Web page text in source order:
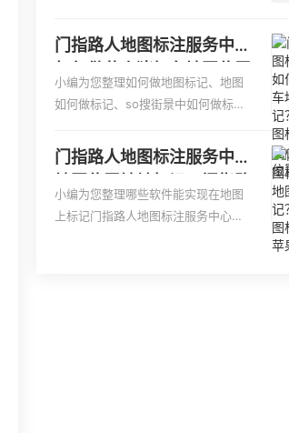
实体指路人地图标注服务中心面的存
在。对于一些客户来说，实体指路人
地
领需要多久i、我在地图上标注审核认
领需要多久Y、搜狗地图标注要多久才
显示相关地图标注知识，详情可查看
下方正文！
门指路人地图标注服务中心
标记？门指路人地图标注服
地址标记？
小编为您整理如何做地图标记、地图
如何做标记、so搜街景中如何做标
到门指路人地图标注服务中心办理手
续的吗、哪些软件能实现在地图上标
记门指路人地图标注服务中心位置相
关地图标注知识，详情可查看下方正
门指路人地图标注服务中心
人地图标注服务中心苹果地
小编为您整理哪些软件能实现在地图
上标记门指路人地图标注服务中心位